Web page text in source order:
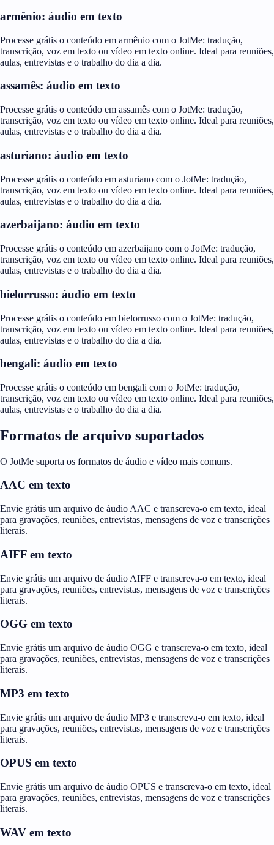
armênio: áudio em texto
Processe grátis o conteúdo em armênio com o JotMe: tradução,
transcrição, voz em texto ou vídeo em texto online. Ideal para reuniões,
aulas, entrevistas e o trabalho do dia a dia.
assamês: áudio em texto
Processe grátis o conteúdo em assamês com o JotMe: tradução,
transcrição, voz em texto ou vídeo em texto online. Ideal para reuniões,
aulas, entrevistas e o trabalho do dia a dia.
asturiano: áudio em texto
Processe grátis o conteúdo em asturiano com o JotMe: tradução,
transcrição, voz em texto ou vídeo em texto online. Ideal para reuniões,
aulas, entrevistas e o trabalho do dia a dia.
azerbaijano: áudio em texto
Processe grátis o conteúdo em azerbaijano com o JotMe: tradução,
transcrição, voz em texto ou vídeo em texto online. Ideal para reuniões,
aulas, entrevistas e o trabalho do dia a dia.
bielorrusso: áudio em texto
Processe grátis o conteúdo em bielorrusso com o JotMe: tradução,
transcrição, voz em texto ou vídeo em texto online. Ideal para reuniões,
aulas, entrevistas e o trabalho do dia a dia.
bengali: áudio em texto
Processe grátis o conteúdo em bengali com o JotMe: tradução,
transcrição, voz em texto ou vídeo em texto online. Ideal para reuniões,
aulas, entrevistas e o trabalho do dia a dia.
Formatos de arquivo suportados
O JotMe suporta os formatos de áudio e vídeo mais comuns.
AAC em texto
Envie grátis um arquivo de áudio AAC e transcreva-o em texto, ideal
para gravações, reuniões, entrevistas, mensagens de voz e transcrições
literais.
AIFF em texto
Envie grátis um arquivo de áudio AIFF e transcreva-o em texto, ideal
para gravações, reuniões, entrevistas, mensagens de voz e transcrições
literais.
OGG em texto
Envie grátis um arquivo de áudio OGG e transcreva-o em texto, ideal
para gravações, reuniões, entrevistas, mensagens de voz e transcrições
literais.
MP3 em texto
Envie grátis um arquivo de áudio MP3 e transcreva-o em texto, ideal
para gravações, reuniões, entrevistas, mensagens de voz e transcrições
literais.
OPUS em texto
Envie grátis um arquivo de áudio OPUS e transcreva-o em texto, ideal
para gravações, reuniões, entrevistas, mensagens de voz e transcrições
literais.
WAV em texto